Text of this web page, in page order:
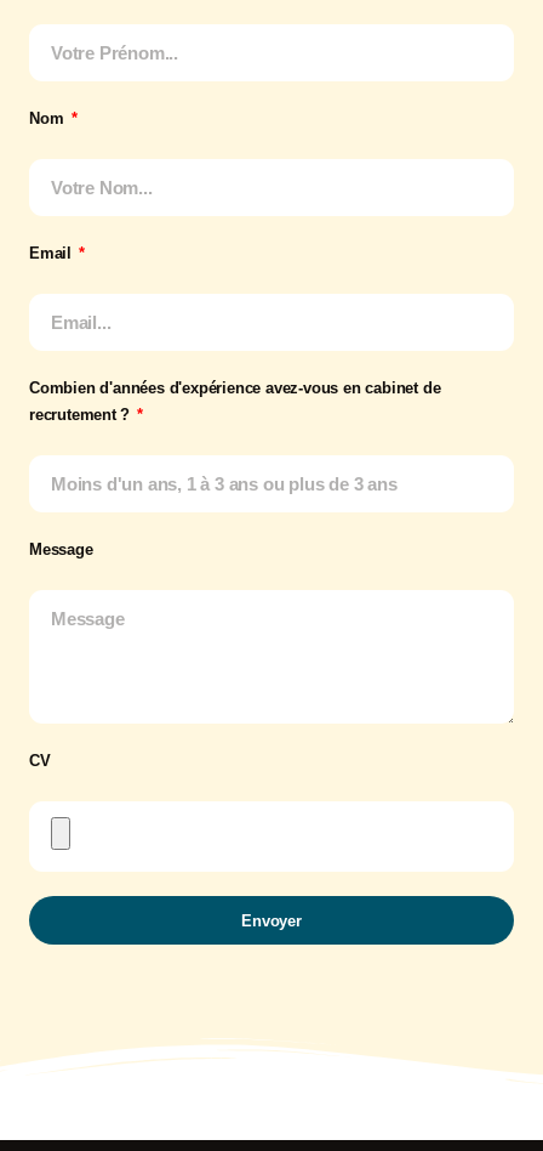
Nom
Email
Combien d'années d'expérience avez-vous en cabinet de
recrutement ?
Message
CV
Envoyer